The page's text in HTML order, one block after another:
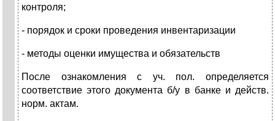
контроля;
- порядок и сроки проведения инвентаризации
- методы оценки имущества и обязательств
После ознакомления с уч. пол. определяется
соответствие этого документа б/у в банке и действ.
норм. актам.